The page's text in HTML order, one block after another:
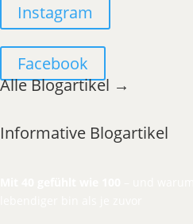
Instagram
Facebook
Alle Blogartikel →
Informative Blogartikel